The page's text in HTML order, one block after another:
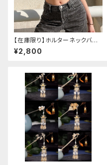
【在庫限り】ホルターネックバッ
クリボンチャイナシャツ
¥2,800